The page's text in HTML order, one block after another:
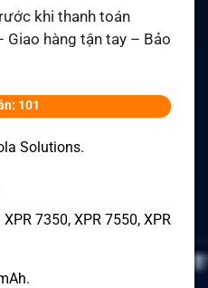
khi thanh toán
hàng tận tay – Bảo
101
Solutions.
7350, XPR 7550, XPR